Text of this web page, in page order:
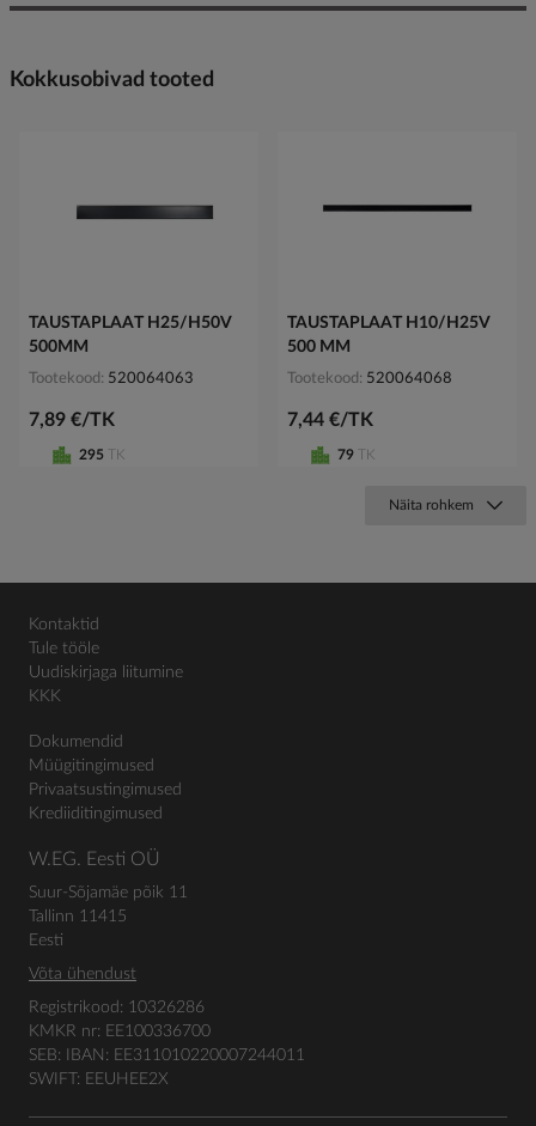
Kokkusobivad tooted
TAUSTAPLAAT H25/H50V
500MM
Tootekood 520064063
7,89 €/TK
295 TK
TAUSTAPLAAT H10/H25V
500 MM
Tootekood 520064068
7,44 €/TK
79 TK
Näita rohkem
Kontaktid
Tule tööle
Uudiskirjaga liitumine
KKK
Dokumendid
Müügitingimused
Privaatsustingimused
Krediiditingimused
W.EG. Eesti OÜ
Suur-Sõjamäe põik 11
Tallinn 11415
Eesti
Võta ühendust
Registrikood: 10326286
KMKR nr: EE100336700
SEB: IBAN: EE311010220007244011
SWIFT: EEUHEE2X